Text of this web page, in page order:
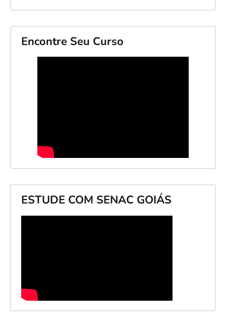
Encontre Seu Curso
ESTUDE COM SENAC GOIÁS